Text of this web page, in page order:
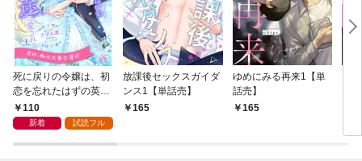
死に戻りの令嬢は、初
恋を忘れたはずの英雄
騎士から一途に愛され
る【１】
110
新着 試読フル
放課後セックスガイダ
ンス1【単話売】
165
ゆめにみる再来1【単
話売】
165